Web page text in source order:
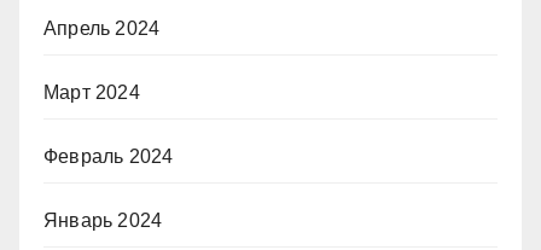
Апрель 2024
Март 2024
Февраль 2024
Январь 2024